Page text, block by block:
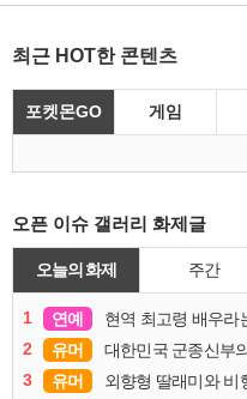
최근 HOT한 콘텐츠
포켓몬GO 게임
오픈 이슈 갤러리 화제글
오늘의 화제 주간
1 연예 현역 최고령 배우라
2
유머 대한민국 군종신부
3
유머 외향형 딸래미와 비